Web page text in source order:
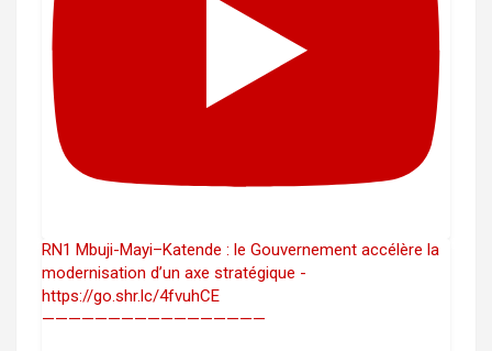
RN1 Mbuji-Mayi–Katende : le Gouvernement accélère la
modernisation d’un axe stratégique -
https://go.shr.lc/4fvuhCE
—————————————————